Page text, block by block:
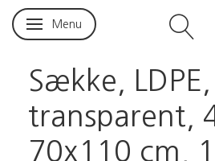
Skifte navigation
Menu
Sække, LDPE,
transparent,
70x110 cm,